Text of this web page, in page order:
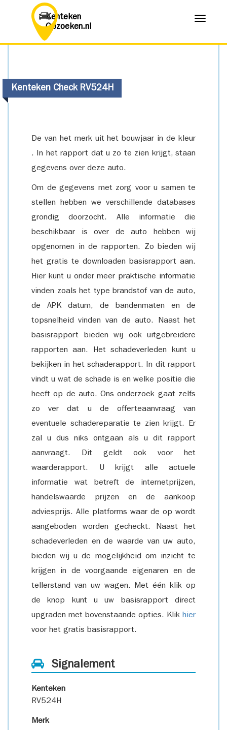
Kenteken
Opzoeken.nl
Menu
Kenteken Check RV524H
De van het merk uit het bouwjaar in de kleur
. In het rapport dat u zo te zien krijgt, staan
gegevens over deze auto.
Om de gegevens met zorg voor u samen te
stellen hebben we verschillende databases
grondig doorzocht. Alle informatie die
beschikbaar is over de auto hebben wij
opgenomen in de rapporten. Zo bieden wij
het gratis te downloaden basisrapport aan.
Hier kunt u onder meer praktische informatie
vinden zoals het type brandstof van de auto,
de APK datum, de bandenmaten en de
topsnelheid vinden van de auto. Naast het
basisrapport bieden wij ook uitgebreidere
rapporten aan. Het schadeverleden kunt u
bekijken in het schaderapport. In dit rapport
vindt u wat de schade is en welke positie die
heeft op de auto. Ons onderzoek gaat zelfs
zo ver dat u de offerteaanvraag van
eventuele schadereparatie te zien krijgt. Er
zal u dus niks ontgaan als u dit rapport
aanvraagt. Dit geldt ook voor het
waarderapport. U krijgt alle actuele
informatie wat betreft de internetprijzen,
handelswaarde prijzen en de aankoop
adviesprijs. Alle platforms waar de op wordt
aangeboden worden gecheckt. Naast het
schadeverleden en de waarde van uw auto,
bieden wij u de mogelijkheid om inzicht te
krijgen in de voorgaande eigenaren en de
tellerstand van uw wagen. Met één klik op
de knop kunt u uw basisrapport direct
upgraden met bovenstaande opties. Klik hier
voor het gratis basisrapport.
Signalement
Kenteken
RV524H
Merk